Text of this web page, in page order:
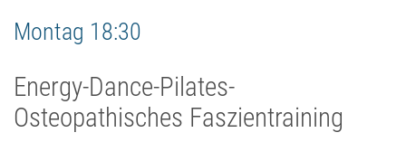
Montag 18:30
Energy-Dance-Pilates-
Osteopathisches Faszientraining